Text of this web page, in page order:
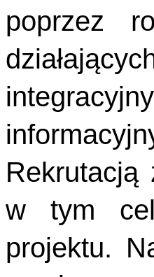
poprzez
Rekrutacją
w tym
projektu.